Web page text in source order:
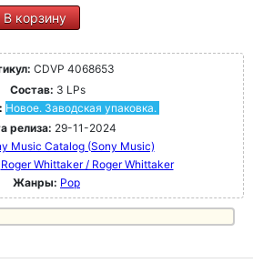
В корзину
CDVP 4068653
Состав: 3 LPs
Новое. Заводская упаковка.
релиза: 29-11-2024
Music Catalog (Sony Music)
Roger Whittaker / Roger Whittaker
Жанры: Pop